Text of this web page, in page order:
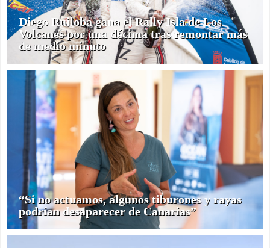
Diego Ruiloba gana el Rally Isla de Los
Volcanes por una décima tras remontar más
de medio minuto
“Si no actuamos, algunos tiburones y rayas
podrían desaparecer de Canarias”